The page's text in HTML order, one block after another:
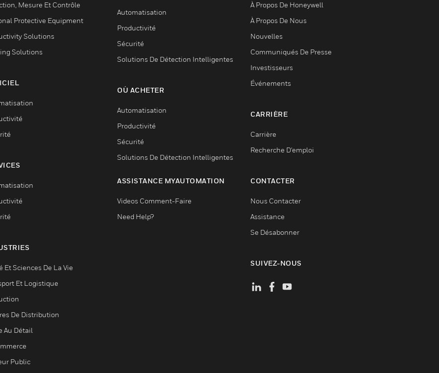
Mesure Et Contrôle
Protective Equipment
Solutions
Solutions
Et Sciences De La Vie
Et Logistique
De Distribution
Au Détail
Public
Automatisation
Productivité
Sécurité
Solutions De Détection Intelligentes
OÙ ACHETER
Automatisation
Productivité
Sécurité
Solutions De Détection Intelligentes
ASSISTANCE MYAUTOMATION
Videos Comment-Faire
Need Help?
À Propos De Honeywell
À Propos De Nous
Nouvelles
Communiqués De Presse
Investisseurs
Événements
CARRIÈRE
Carrière
Recherche D'emploi
CONTACTER
Nous Contacter
Assistance
Se Désabonner
SUIVEZ-NOUS